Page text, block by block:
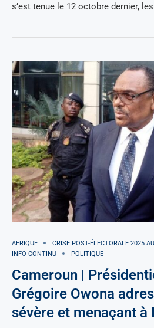
s’est tenue le 12 octobre dernier,
AFRIQUE
CRISE POST-ÉLECTORALE 2025
INFO CONTINU
POLITIQUE
Cameroun |
Grégoire Owona
sévère et menaçant à